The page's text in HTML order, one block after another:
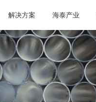
解决方案 海泰产业